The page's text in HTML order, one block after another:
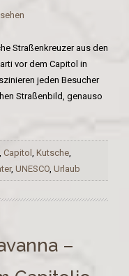
Straßenkreuzer aus den
vor dem Capitol in
jeden Besucher
Straßenbild, genauso
Capitol , Kutsche,
, UNESCO, Urlaub
–